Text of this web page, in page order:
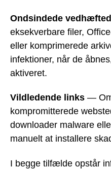
Ondsindede
eksekverbare filer,
eller komprimerede
infektioner, når de
aktiveret.
Vildledende links —
kompromitterede
downloader malware
manuelt at installere
I begge tilfælde opstår